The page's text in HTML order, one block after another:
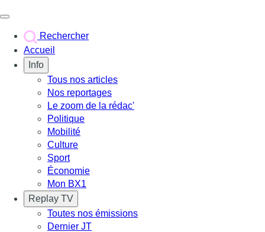
Rechercher
Accueil
Info
Tous nos articles
Nos reportages
Le zoom de la rédac'
Politique
Mobilité
Culture
Sport
Économie
Mon BX1
Replay TV
Toutes nos émissions
Dernier JT